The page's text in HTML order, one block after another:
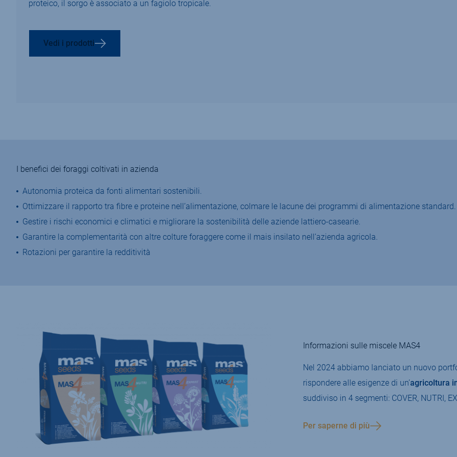
proteico, il sorgo è associato a un fagiolo tropicale.
Vedi i prodotti
I benefici dei foraggi coltivati in azienda
Autonomia proteica da fonti alimentari sostenibili.
Ottimizzare il rapporto tra fibre e proteine nell’alimentazione, colmare le lacune dei programmi di alimentazione standard.
Gestire i rischi economici e climatici e migliorare la sostenibilità delle aziende lattiero-casearie.
Garantire la complementarità con altre colture foraggere come il mais insilato nell’azienda agricola.
Rotazioni per garantire la redditività
Informazioni sulle miscele MAS4
Nel 2024 abbiamo lanciato un nuovo
rispondere alle esigenze di un’agricoltura
suddiviso in 4 segmenti: COVER, NUTRI,
Per saperne di più